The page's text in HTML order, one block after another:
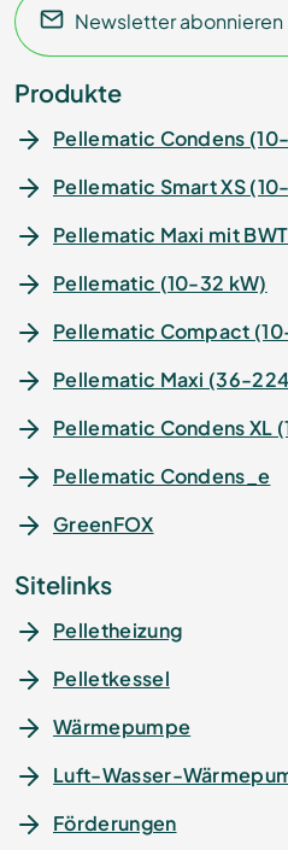
Newsletter abonnieren
Produkte
Pellematic Condens
Pellematic Smart XS
Pellematic Maxi mit
Pellematic (10-32 kW)
Pellematic Compact
Pellematic Maxi (36-
Pellematic Condens XL
Pellematic Condens_e
GreenFOX
Sitelinks
Pelletheizung
Pelletkessel
Wärmepumpe
Luft-Wasser-
Förderungen